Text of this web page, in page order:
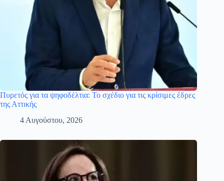
Πυρετός για τα ψηφοδέλτια: Το σχέδιο για τις κρίσιμες έδρες
της Αττικής
4 Αυγούστου, 2026